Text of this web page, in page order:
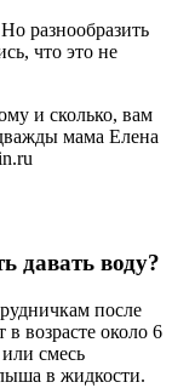
разнообразить
что это не
и сколько, вам
мама Елена
давать воду?
после
возрасте около 6
смесь
в жидкости.